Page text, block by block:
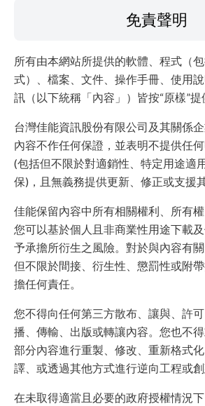
免責聲明
所有由本網站所提供的軟體、程式（
式）、檔案、文件、操作手冊、使用
訊（以下統稱「內容」）皆按“原樣”提
台灣佳能資訊股份有限公司及其關係
內容不作任何保證，並表明不提供任
(包括但不限於對適銷性、特定用途適
保)，且無義務提供更新、修正或支援其
佳能保留內容中所有相關權利、所有權
您可以基於個人且非商業性用途下載
予承擔所衍生之風險。對於與內容有
但不限於間接、衍生性、懲罰性或附
擔任何責任。
您不得向任何第三方散布、讓與、許
播、傳輸、出版或轉讓內容。您也不
部分內容進行重製、修改、重新格式
譯、或透過其他方式進行逆向工程或創
在未取得適當且必要的政府授權情況